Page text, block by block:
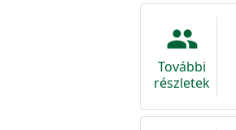
people
További
részletek